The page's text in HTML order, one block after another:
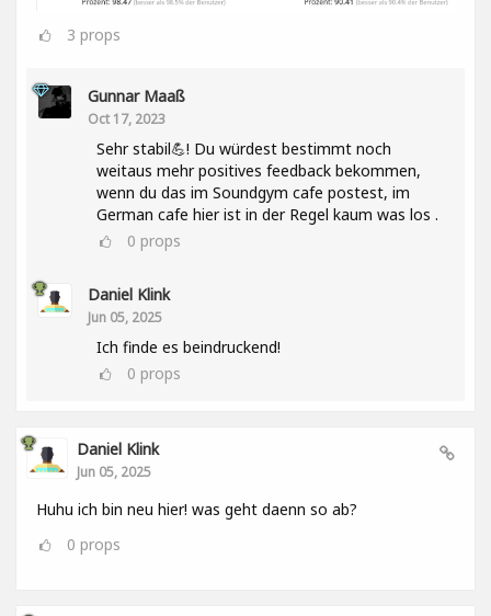
3 props
Gunnar Maaß
Oct 17, 2023
Sehr stabil💪! Du würdest bestimmt noch
weitaus mehr positives feedback bekommen,
wenn du das im Soundgym cafe postest, im
German cafe hier ist in der Regel kaum was los .
0 props
Daniel Klink
Jun 05, 2025
Ich finde es beindruckend!
0 props
Daniel Klink
Jun 05, 2025
Huhu ich bin neu hier! was geht daenn so ab?
0 props